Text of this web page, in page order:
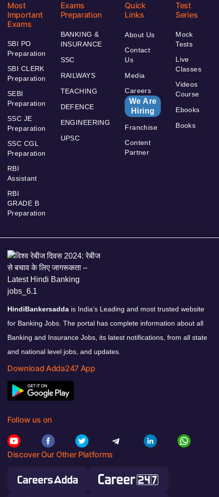
Most
Important
Exams
SBI PO
Preparation
SBI CLERK
Preparation
SEBI
Preparation
SSC JE
Preparation
SSC CGL
Preparation
RBI
Assistant
RBI
GRADE B
Preparation
Exams
Preparation
BANKING &
INSURANCE
SSC
RAILWAYS
TEACHING
DEFENCE
ENGINEERING
UPSC
Quick
Links
About Us
Contact
Us
Media
Careers
We Are
Hiring
Franchise
Content
Partner
Test
Series
Mock
Tests
Live
Classes
Videos
Course
Ebooks
Books
HindiBankersadda is India’s Leading and most trusted website
for Banking Jobs. The portal has complete information about all
Banking and Insurance Jobs, its latest notifications, from all state
and national level jobs, and updates.
Download Adda247 App
Follow us on
Discover Our Other Platforms